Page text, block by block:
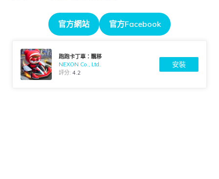
官方網站 官方Facebook
跑跑卡丁車：飄移
NEXON Co., Ltd.
評分:4.2
安裝